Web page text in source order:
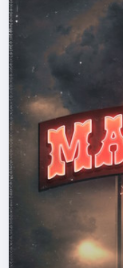
Premios
a la artista
talento
carrera,
buena
logrando
en la
en las
ARTISTA